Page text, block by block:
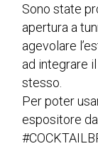
Sono state
apertura a
agevolare
ad integrare
stesso.
Per poter
espositore